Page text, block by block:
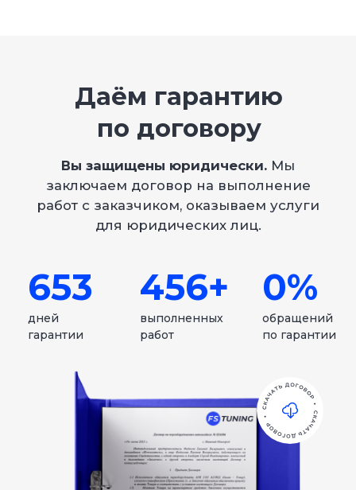
Задать вопрос в WhatsApp